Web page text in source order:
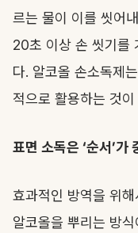
르는 물이 이를 씻어
20초 이상 손 씻기를
다. 알코올 손소독제
적으로 활용하는 것
표면 소독은 ‘순서’가
효과적인 방역을 위
알코올을 뿌리는 방